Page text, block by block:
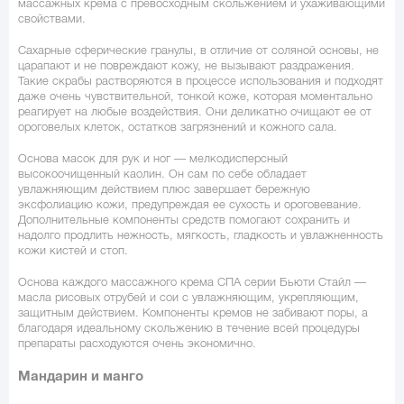
массажных крема с превосходным скольжением и ухаживающими
свойствами.
Сахарные сферические гранулы, в отличие от соляной основы, не
царапают и не повреждают кожу, не вызывают раздражения.
Такие скрабы растворяются в процессе использования и подходят
даже очень чувствительной, тонкой коже, которая моментально
реагирует на любые воздействия. Они деликатно очищают ее от
ороговелых клеток, остатков загрязнений и кожного сала.
Основа масок для рук и ног — мелкодисперсный
высокоочищенный каолин. Он сам по себе обладает
увлажняющим действием плюс завершает бережную
эксфолиацию кожи, предупреждая ее сухость и ороговевание.
Дополнительные компоненты средств помогают сохранить и
надолго продлить нежность, мягкость, гладкость и увлажненность
кожи кистей и стоп.
Основа каждого массажного крема СПА серии Бьюти Стайл —
масла рисовых отрубей и сои с увлажняющим, укрепляющим,
защитным действием. Компоненты кремов не забивают поры, а
благодаря идеальному скольжению в течение всей процедуры
препараты расходуются очень экономично.
Мандарин и манго